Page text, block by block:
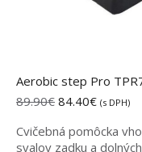
Aerobic step Pro
89.90€ Pôvodná
bola:
84.40€Aktuálna
je:
(s DPH)
Cvičebná pomôcka
svalov zadku a